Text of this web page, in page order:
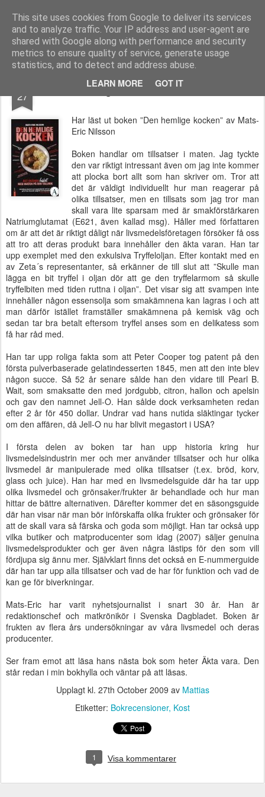
This site uses cookies from Google to deliver its services
and to analyze traffic. Your IP address and user-agent are
shared with Google along with performance and security
metrics to ensure quality of service, generate usage
statistics, and to detect and address abuse.
LEARN MORE GOT IT
Functional Fitness by Mattias - Träningsinspiration & träningsfilmer
Pages
27 Den hemlige Kocken - Bokrecension
Har läst ut boken ”Den hemlige kocken” av Mats-
Eric Nilsson
Boken handlar om tillsatser i maten. Jag tyckte
den var riktigt intressant även om jag inte kommer
att plocka bort allt som han skriver om. Tror att
det är väldigt individuellt hur man reagerar på
olika tillsatser, men en tillsats som jag tror man
skall vara lite sparsam med är smakförstärkaren
Natriumglutamat (E621, även kallad msg). Håller med författaren
om är att det är riktigt dåligt när livsmedelsföretagen försöker få oss
att tro att deras produkt bara innehåller den äkta varan. Han tar
upp exemplet med den exkulsiva Tryffeloljan. Efter kontakt med en
av Zeta´s representanter, så erkänner de till slut att ”Skulle man
lägga en bit tryffel i oljan dör att ge den tryffelarmom så skulle
tryffelbiten med tiden ruttna i oljan”. Det visar sig att svampen inte
innehåller någon essensolja som smakämnena kan lagras i och att
man därför istället framställer smakämnena på kemisk väg och
sedan tar bra betalt eftersom tryffel anses som en delikatess som
få har råd med.
Han tar upp roliga fakta som att Peter Cooper tog patent på den
första pulverbaserade gelatindesserten 1845, men att den inte blev
någon succe. Så 52 år senare sålde han den vidare till Pearl B.
Wait, som smaksatte den med jordgubb, citron, hallon och apelsin
och gav den namnet Jell-O. Han sålde dock verksamheten redan
efter 2 år för 450 dollar. Undrar vad hans nutida släktingar tycker
om den affären, då Jell-O nu har blivit megastort i USA?
I första delen av boken tar han upp historia kring hur
livsmedelsindustrin mer och mer använder tillsatser och hur olika
livsmedel är manipulerade med olika tillsatser (t.ex. bröd, korv,
glass och juice). Han har med en livsmedelsguide där ha tar upp
olika livsmedel och grönsaker/frukter är behandlade och hur man
hittar de bättre alternativen. Därefter kommer det en säsongsguide
där han visar när man bör införskaffa olika frukter och grönsaker för
att de skall vara så färska och goda som möjligt. Han tar också upp
vilka butiker och matproducenter som idag (2007) säljer genuina
livsmedelsprodukter och ger även några lästips för den som vill
fördjupa sig ännu mer. Självklart finns det också en E-nummerguide
där han tar upp alla tillsatser och vad de har för funktion och vad de
kan ge för biverkningar.
Mats-Eric har varit nyhetsjournalist i snart 30 år. Han är
redaktionschef och matkrönikör i Svenska Dagbladet. Boken är
frukten av flera års undersökningar av våra livsmedel och deras
producenter.
Ser fram emot att läsa hans nästa bok som heter Äkta vara. Den
står redan i min bokhylla och väntar på att läsas.
Upplagt kl. 27th October 2009 av Mattias
Etiketter: Bokrecensioner Kost
1 Visa kommentarer